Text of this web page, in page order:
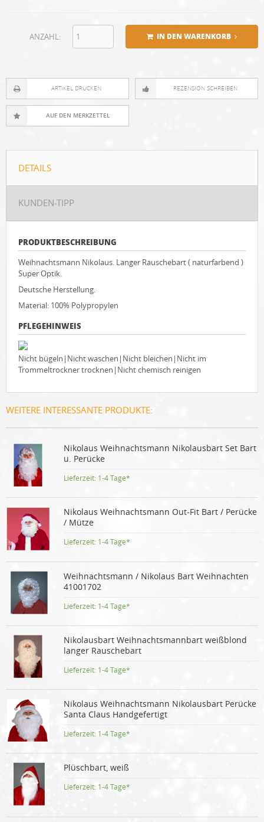
IN DEN WARENKORB
ANZAHL:
ARTIKEL DRUCKEN REZENSION SCHREIBEN
DETAILS
KUNDEN-TIPP
PRODUKTBESCHREIBUNG
Weihnachtsmann Nikolaus. Langer Rauschebart ( naturfarbend )
Super Optik.
Deutsche Herstellung.
Material: 100% Polypropylen
PFLEGEHINWEIS
Nicht bügeln|Nicht waschen|Nicht bleichen|Nicht im
Trommeltrockner trocknen|Nicht chemisch reinigen
WEITERE INTERESSANTE PRODUKTE:
Nikolaus Weihnachtsmann Nikolausbart Set Bart
u. Perücke
Lieferzeit: 1-4 Tage*
Nikolaus Weihnachtsmann Out-Fit Bart / Perücke
/ Mütze
Lieferzeit: 1-4 Tage*
Weihnachtsmann / Nikolaus Bart Weihnachten
41001702
Lieferzeit: 1-4 Tage*
Nikolausbart Weihnachtsmannbart weißblond
langer Rauschebart
Lieferzeit: 1-4 Tage*
Nikolaus Weihnachtsmann Nikolausbart Perücke
Santa Claus Handgefertigt
Lieferzeit: 1-4 Tage*
Plüschbart, weiß
Lieferzeit: 1-4 Tage*